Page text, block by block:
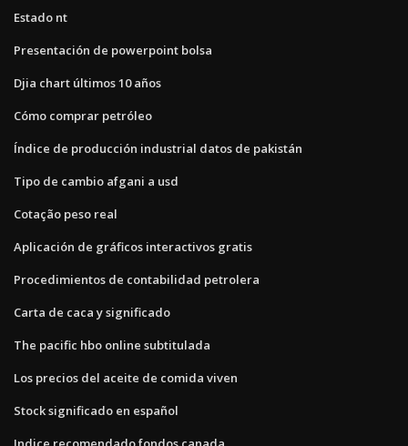
Estado nt
Presentación de powerpoint bolsa
Djia chart últimos 10 años
Cómo comprar petróleo
Índice de producción industrial datos de pakistán
Tipo de cambio afgani a usd
Cotação peso real
Aplicación de gráficos interactivos gratis
Procedimientos de contabilidad petrolera
Carta de caca y significado
The pacific hbo online subtitulada
Los precios del aceite de comida viven
Stock significado en español